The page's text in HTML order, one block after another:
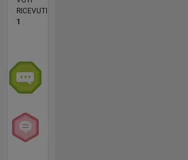
RICEVUTI
1